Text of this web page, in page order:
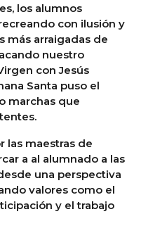
los alumnos
con ilusión y
más arraigadas de
nuestro
con Jesús
Santa puso el
marchas que
las maestras de
a al alumnado a las
una perspectiva
valores como el
y el trabajo